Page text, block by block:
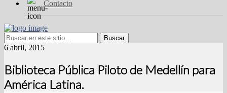
Contacto
6 abril, 2015
Biblioteca Pública Piloto de Medellín para
América Latina.